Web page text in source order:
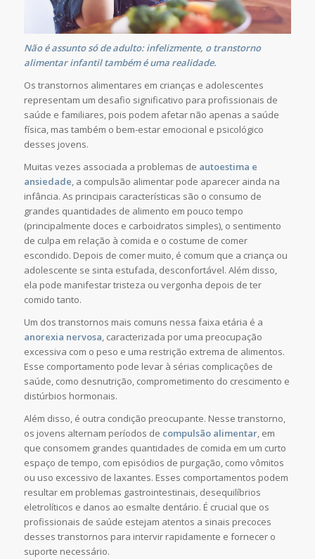
Não é assunto só de adulto: infelizmente, o transtorno
alimentar infantil também é uma realidade.
Os transtornos alimentares em crianças e adolescentes
representam um desafio significativo para profissionais de
saúde e familiares, pois podem afetar não apenas a saúde
física, mas também o bem-estar emocional e psicológico
desses jovens.
Muitas vezes associada a problemas de autoestima e
ansiedade, a compulsão alimentar pode aparecer ainda na
infância. As principais características são o consumo de
grandes quantidades de alimento em pouco tempo
(principalmente doces e carboidratos simples), o sentimento
de culpa em relação à comida e o costume de comer
escondido. Depois de comer muito, é comum que a criança ou
adolescente se sinta estufada, desconfortável. Além disso,
ela pode manifestar tristeza ou vergonha depois de ter
comido tanto.
Um dos transtornos mais comuns nessa faixa etária é a
anorexia nervosa, caracterizada por uma preocupação
excessiva com o peso e uma restrição extrema de alimentos.
Esse comportamento pode levar à sérias complicações de
saúde, como desnutrição, comprometimento do crescimento e
distúrbios hormonais.
Além disso, é outra condição preocupante. Nesse transtorno,
os jovens alternam períodos de compulsão alimentar, em
que consomem grandes quantidades de comida em um curto
espaço de tempo, com episódios de purgação, como vômitos
ou uso excessivo de laxantes. Esses comportamentos podem
resultar em problemas gastrointestinais, desequilíbrios
eletrolíticos e danos ao esmalte dentário. É crucial que os
profissionais de saúde estejam atentos a sinais precoces
desses transtornos para intervir rapidamente e fornecer o
suporte necessário.